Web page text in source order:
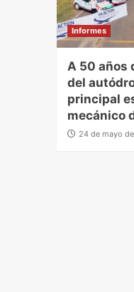
Informes
A 50 años
del
principal
mecánico
24 de mayo